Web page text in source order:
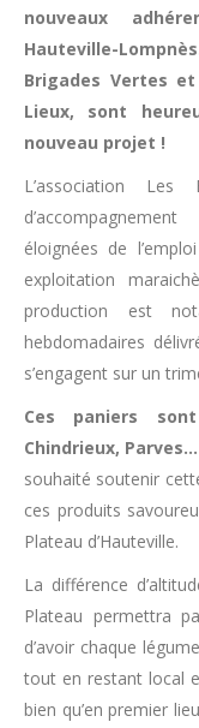
nouveaux
Hauteville-
Brigades Vertes
Lieux, sont
nouveau projet !
L’association
éloignées de
exploitation
production est
hebdomadaires
s’engagent sur un
Ces paniers
Chindrieux, Parves…
souhaité soutenir
ces produits
Plateau d’Hauteville.
La différence
Plateau permettra
d’avoir chaque
tout en restant local
bien qu’en premier